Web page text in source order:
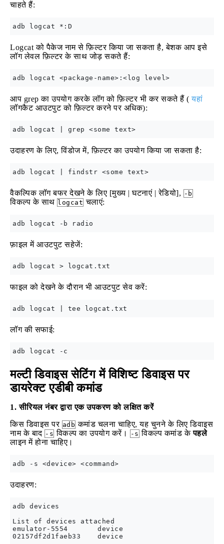
चाहते हैं:
Logcat को पैकेज नाम से फ़िल्टर किया जा सकता है, बेशक आप इसे
लॉग लेवल फ़िल्टर के साथ जोड़ सकते हैं:
आप grep का उपयोग करके लॉग को फ़िल्टर भी कर सकते हैं (यहां
लॉगकैट आउटपुट को फ़िल्टर करने पर अधिक):
उदाहरण के लिए, विंडोज में, फ़िल्टर का उपयोग किया जा सकता है:
वैकल्पिक लॉग बफर देखने के लिए [मुख्य | घटनाएं | रेडियो], -b
विकल्प के साथ logcat चलाएं:
फ़ाइल में आउटपुट सहेजें:
फाइल को देखने के दौरान भी आउटपुट सेव करें:
लॉग की सफाई:
मल्टी डिवाइस सेटिंग में विशिष्ट डिवाइस पर
डायरेक्ट एडीबी कमांड
1. सीरियल नंबर द्वारा एक उपकरण को लक्षित करें
किस डिवाइस पर adb कमांड चलना चाहिए, यह चुनने के लिए डिवाइस
नाम के बाद -s विकल्प का उपयोग करें। -s विकल्प कमांड केपहले
लाइन में होना चाहिए।
उदाहरण:
adb devices
List of devices attached
emulator-5554       device
02157df2d1faeb33    device